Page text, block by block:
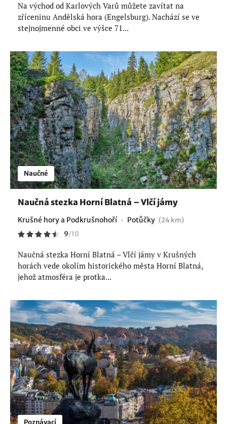
Na východ od Karlových Varů můžete zavítat na
zříceninu Andělská hora (Engelsburg). Nachází se ve
stejnojmenné obci ve výšce 71...
Naučné
Naučná stezka Horní Blatná – Vlčí jámy
Krušné hory a Podkrušnohoří Potůčky (24 km)
9/10
Naučná stezka Horní Blatná – Vlčí jámy v Krušných
horách vede okolím historického města Horní Blatná,
jehož atmosféra je protka...